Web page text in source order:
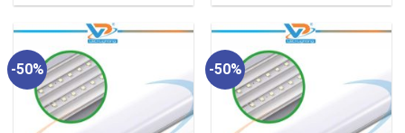
-50% -50%